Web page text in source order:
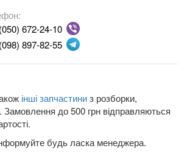
672-24-10
897-82-55
інші запчастиниз розборки,
до 500 грн відправляються
будь ласка менеджера.